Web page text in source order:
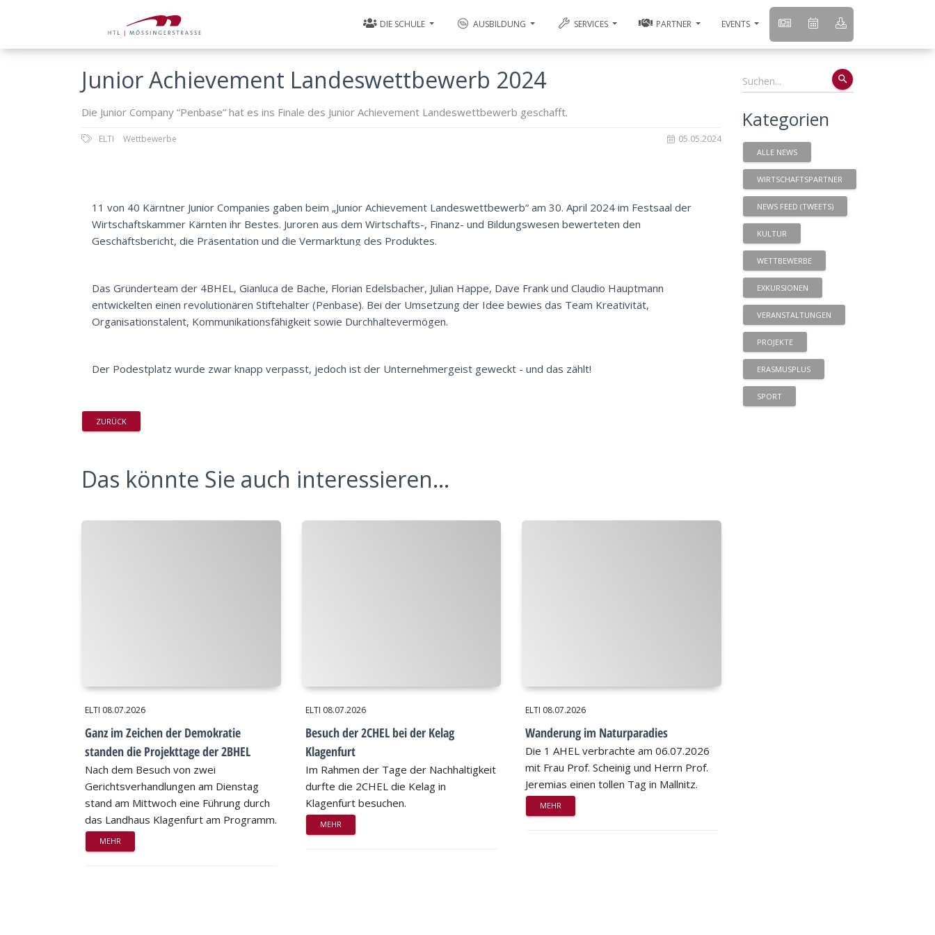
DIE SCHULE AUSBILDUNG SERVICES PARTNER EVENTS
Junior Achievement Landeswettbewerb 2024
Die Junior Company “Penbase” hat es ins Finale des Junior Achievement Landeswettbewerb geschafft.
05.05.2024
ELTI Wettbewerbe
11 von 40 Kärntner Junior Companies gaben beim „Junior Achievement Landeswettbewerb“ am 30. April 2024 im Festsaal der
Wirtschaftskammer Kärnten ihr Bestes. Juroren aus dem Wirtschafts-, Finanz- und Bildungswesen bewerteten den
Geschäftsbericht, die Präsentation und die Vermarktung des Produktes.
Das Gründerteam der 4BHEL, Gianluca de Bache, Florian Edelsbacher, Julian Happe, Dave Frank und Claudio Hauptmann
entwickelten einen revolutionären Stiftehalter (Penbase). Bei der Umsetzung der Idee bewies das Team Kreativität,
Organisationstalent, Kommunikationsfähigkeit sowie Durchhaltevermögen.
Der Podestplatz wurde zwar knapp verpasst, jedoch ist der Unternehmergeist geweckt - und das zählt!
ZURÜCK
Das könnte Sie auch interessieren...
ELTI 08.07.2026
Ganz im Zeichen der Demokratie
standen die Projekttage der 2BHEL
Nach dem Besuch von zwei
Gerichtsverhandlungen am Dienstag
stand am Mittwoch eine Führung durch
das Landhaus Klagenfurt am Programm.
MEHR
ELTI 08.07.2026
Besuch der 2CHEL bei der Kelag
Klagenfurt
Im Rahmen der Tage der Nachhaltigkeit
durfte die 2CHEL die Kelag in
Klagenfurt besuchen.
MEHR
ELTI 08.07.2026
Wanderung im Naturparadies
Die 1 AHEL verbrachte am 06.07.2026
mit Frau Prof. Scheinig und Herrn Prof.
Jeremias einen tollen Tag in Mallnitz.
MEHR
search
Kategorien
ALLE NEWS
WIRTSCHAFTSPARTNER
NEWS FEED (TWEETS)
KULTUR
WETTBEWERBE
EXKURSIONEN
VERANSTALTUNGEN
PROJEKTE
ERASMUSPLUS
SPORT